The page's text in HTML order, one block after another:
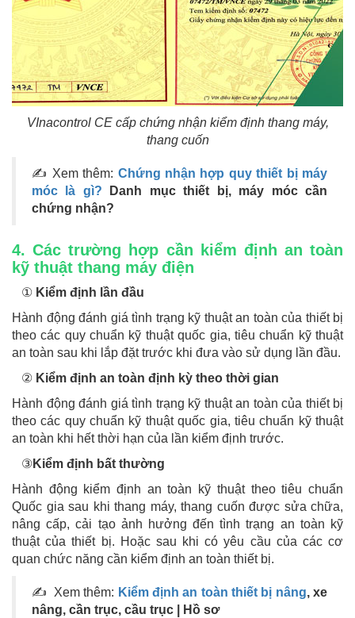
VInacontrol CE cấp chứng nhận kiểm định thang máy,
thang cuốn
✍ Xem thêm: Chứng nhận hợp quy thiết bị máy
móc là gì?
Danh mục thiết bị, máy móc cần
chứng nhận?
4. Các trường hợp cần kiểm định an toàn
kỹ thuật thang máy điện
① Kiểm định lần đầu
Hành động đánh giá tình trạng kỹ thuật an toàn của thiết bị
theo các quy chuẩn kỹ thuật quốc gia, tiêu chuẩn kỹ thuật
an toàn sau khi lắp đặt trước khi đưa vào sử dụng lần đầu.
② Kiểm định an toàn định kỳ theo thời gian
Hành động đánh giá tình trạng kỹ thuật an toàn của thiết bị
theo các quy chuẩn kỹ thuật quốc gia, tiêu chuẩn kỹ thuật
an toàn khi hết thời hạn của lần kiểm định trước.
③Kiểm định bất thường
Hành động kiểm định an toàn kỹ thuật theo tiêu chuẩn
Quốc gia sau khi thang máy, thang cuốn được sửa chữa,
nâng cấp, cải tạo ảnh hưởng đến tình trạng an toàn kỹ
thuật của thiết bị. Hoặc sau khi có yêu cầu của các cơ
quan chức năng cần kiểm định an toàn thiết bị.
✍ Xem thêm: Kiểm định an toàn thiết bị nâng, xe
nâng, cần trục, cầu trục | Hồ sơ